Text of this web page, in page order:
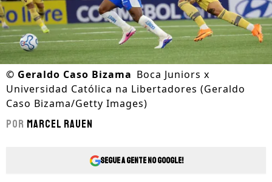
© Geraldo Caso Bizama Boca Juniors x
Universidad Católica na Libertadores (Geraldo
Caso Bizama/Getty Images)
Por Marcel Rauen
Segue a gente no Google!